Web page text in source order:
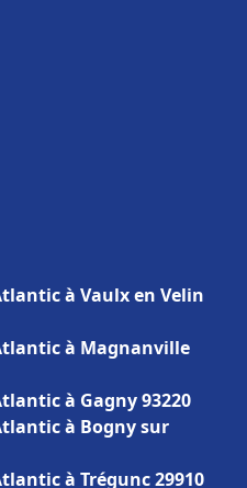
à Vaulx en Velin
à Magnanville
à Gagny 93220
à Bogny sur
à Trégunc 29910